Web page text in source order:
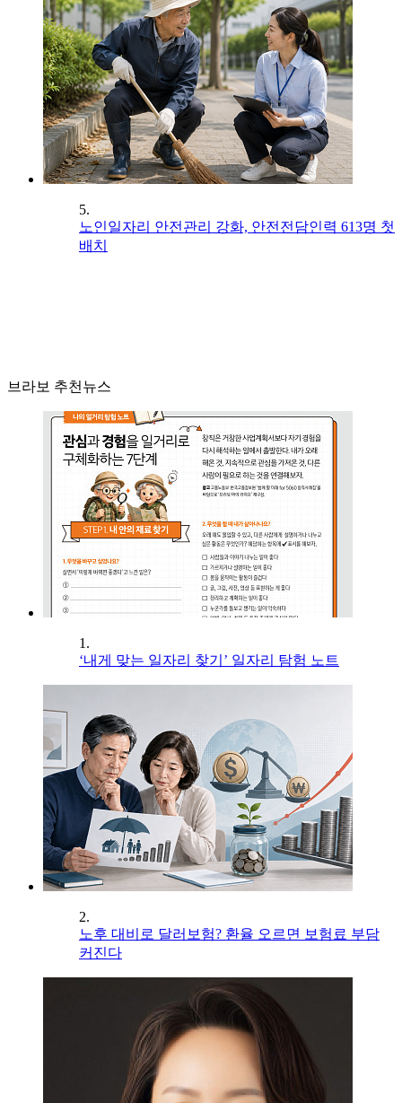
5.
노인일자리 안전관리 강화, 안전전담인력 613명 첫
배치
브라보 추천뉴스
1.
‘내게 맞는 일자리 찾기’ 일자리 탐험 노트
2.
노후 대비로 달러보험? 환율 오르면 보험료 부담
커진다